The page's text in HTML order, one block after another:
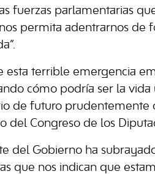
fuerzas parlamentarias
permita adentrarnos de
esta terrible emergencia
cómo podría ser la
de futuro prudentemente
del Congreso de los
del Gobierno ha
que nos indican que